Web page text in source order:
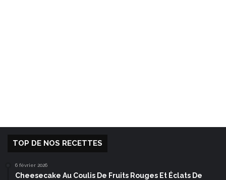
TOP DE NOS RECETTES
6 février 2026
Cheesecake Au Coulis De Fruits Rouges Et Éclats De